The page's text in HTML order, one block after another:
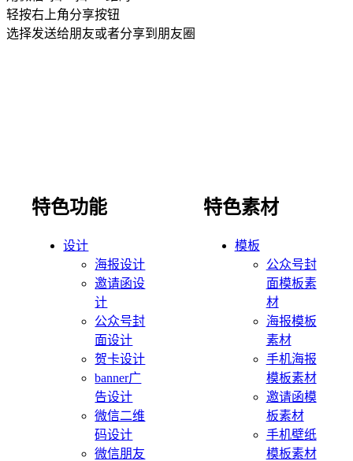
轻按右上角分享按钮
选择发送给朋友或者分享到朋友圈
特色功能
设计
海报设计
邀请函设
计
公众号封
面设计
贺卡设计
banner广
告设计
微信二维
码设计
微信朋友
特色素材
模板
公众号封
面模板素
材
海报模板
素材
手机海报
模板素材
邀请函模
板素材
手机壁纸
模板素材